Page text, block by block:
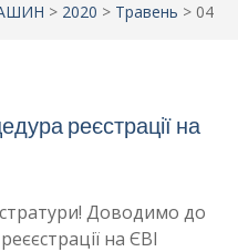
> 2020 > Травень > 04
реєстрації на
Доводимо до
на ЄВІ